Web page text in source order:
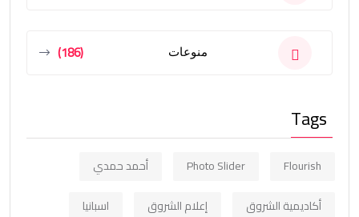
منوعات (186)
Tags
Flourish
Photo Slider
أحمد حمدي
أكاديمية الشروق
إعلام الشروق
اسبانيا